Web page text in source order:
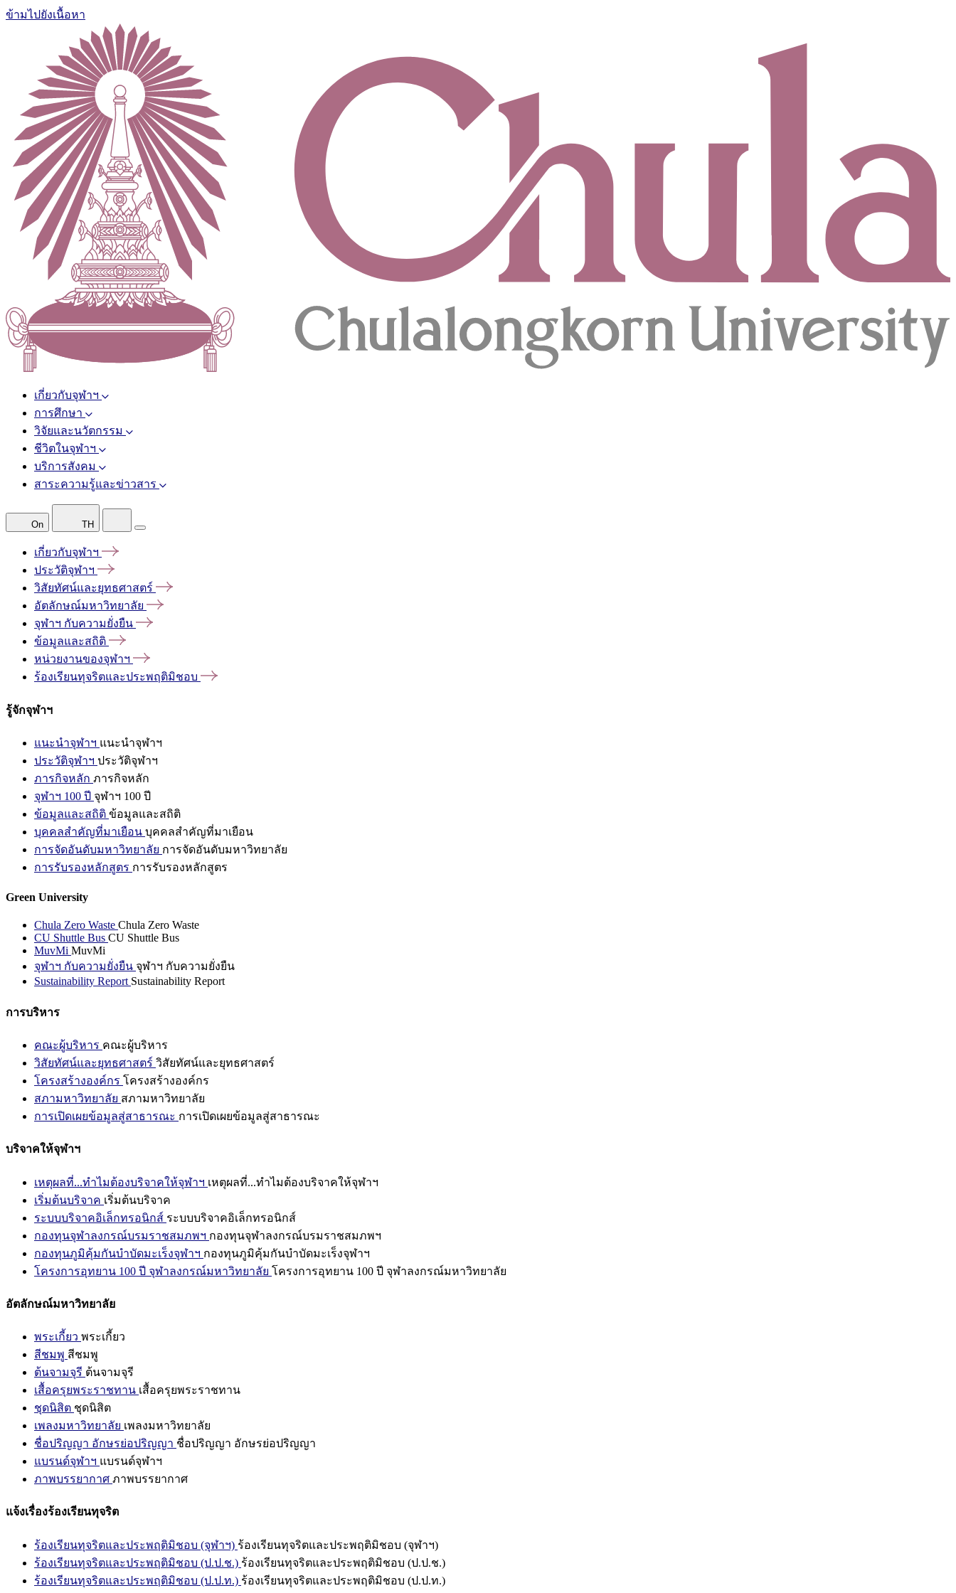
ข้ามไปยังเนื้อหา
เกี่ยวกับจุฬาฯ
การศึกษา
วิจัยและนวัตกรรม
ชีวิตในจุฬาฯ
บริการสังคม
สาระความรู้และข่าวสาร
On TH
เกี่ยวกับจุฬาฯ
ประวัติจุฬาฯ
วิสัยทัศน์และยุทธศาสตร์
อัตลักษณ์มหาวิทยาลัย
จุฬาฯ กับความยั่งยืน
ข้อมูลและสถิติ
หน่วยงานของจุฬาฯ
ร้องเรียนทุจริตและประพฤติมิชอบ
รู้จักจุฬาฯ
แนะนำจุฬาฯ แนะนำจุฬาฯ
ประวัติจุฬาฯ ประวัติจุฬาฯ
ภารกิจหลัก ภารกิจหลัก
จุฬาฯ 100 ปี จุฬาฯ 100 ปี
ข้อมูลและสถิติ ข้อมูลและสถิติ
บุคคลสำคัญที่มาเยือน บุคคลสำคัญที่มาเยือน
การจัดอันดับมหาวิทยาลัย การจัดอันดับมหาวิทยาลัย
การรับรองหลักสูตร การรับรองหลักสูตร
Green University
Chula Zero Waste Chula Zero Waste
CU Shuttle Bus CU Shuttle Bus
MuvMi MuvMi
จุฬาฯ กับความยั่งยืน จุฬาฯ กับความยั่งยืน
Sustainability Report Sustainability Report
การบริหาร
คณะผู้บริหาร คณะผู้บริหาร
วิสัยทัศน์และยุทธศาสตร์ วิสัยทัศน์และยุทธศาสตร์
โครงสร้างองค์กร โครงสร้างองค์กร
สภามหาวิทยาลัย สภามหาวิทยาลัย
การเปิดเผยข้อมูลสู่สาธารณะ การเปิดเผยข้อมูลสู่สาธารณะ
บริจาคให้จุฬาฯ
เหตุผลที่...ทำไมต้องบริจาคให้จุฬาฯ เหตุผลที่...ทำไมต้องบริจาคให้จุฬาฯ
เริ่มต้นบริจาค เริ่มต้นบริจาค
ระบบบริจาคอิเล็กทรอนิกส์ ระบบบริจาคอิเล็กทรอนิกส์
กองทุนจุฬาลงกรณ์บรมราชสมภพฯ กองทุนจุฬาลงกรณ์บรมราชสมภพฯ
กองทุนภูมิคุ้มกันบำบัดมะเร็งจุฬาฯ กองทุนภูมิคุ้มกันบำบัดมะเร็งจุฬาฯ
โครงการอุทยาน 100 ปี จุฬาลงกรณ์มหาวิทยาลัย โครงการอุทยาน 100 ปี จุฬาลงกรณ์มหาวิทยาลัย
อัตลักษณ์มหาวิทยาลัย
พระเกี้ยว พระเกี้ยว
สีชมพู สีชมพู
ต้นจามจุรี ต้นจามจุรี
เสื้อครุยพระราชทาน เสื้อครุยพระราชทาน
ชุดนิสิต ชุดนิสิต
เพลงมหาวิทยาลัย เพลงมหาวิทยาลัย
ชื่อปริญญา อักษรย่อปริญญา ชื่อปริญญา อักษรย่อปริญญา
แบรนด์จุฬาฯ แบรนด์จุฬาฯ
ภาพบรรยากาศ ภาพบรรยากาศ
แจ้งเรื่องร้องเรียนทุจริต
ร้องเรียนทุจริตและประพฤติมิชอบ (จุฬาฯ) ร้องเรียนทุจริตและประพฤติมิชอบ (จุฬาฯ)
ร้องเรียนทุจริตและประพฤติมิชอบ (ป.ป.ช.) ร้องเรียนทุจริตและประพฤติมิชอบ (ป.ป.ช.)
ร้องเรียนทุจริตและประพฤติมิชอบ (ป.ป.ท.) ร้องเรียนทุจริตและประพฤติมิชอบ (ป.ป.ท.)